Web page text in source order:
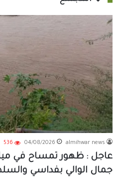
almihwar news
04/08/2026
536
عاجل : ظهور تمساح في
جمال الوالي بفداسي